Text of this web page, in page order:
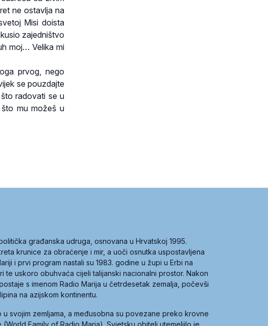
ne ostavlja na
Misi doista
zajedništvo
moj… Velika mi
prvog, nego
se pouzdajte
radovati se u
mu možeš u
građanska udruga, osnovana u Hrvatskoj 1995.
krunice za obraćenje i mir, a uoči osnutka uspostavljena
i prvi program nastali su 1983. godine u župi u Erbi na
te uskoro obuhvaća cijeli talijanski nacionalni prostor. Nakon
s imenom Radio Marija u četrdesetak zemalja, počevši
na azijskom kontinentu.
svojim zemljama, a međusobna su povezane preko krovne